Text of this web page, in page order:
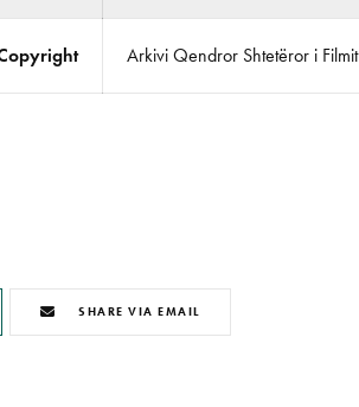
Arkivi Qendror Shtetëror i Filmit
SHARE VIA EMAIL